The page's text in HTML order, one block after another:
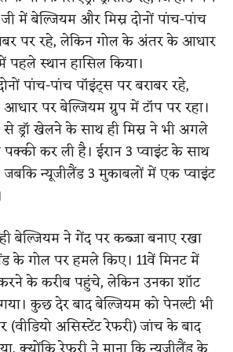
में बेल्जियम और मिस्र दोनों पांच-पांच
पर रहे, लेकिन गोल के अंतर के आधार
पहले स्थान हासिल किया।
पांच-पांच पॉइंट्स पर बराबर रहे,
पर बेल्जियम ग्रुप में टॉप पर रहा।
ड्रॉ खेलने के साथ ही मिस्र ने भी अगले
कर ली है। ईरान 3 प्वाइंट के साथ
जबकि न्यूजीलैंड 3 मुकाबलों में एक प्वाइंट
ने गेंद पर कब्जा बनाए रखा
के गोल पर हमले किए। 11वें मिनट में
करने के करीब पहुंचे, लेकिन उनका शॉट
कुछ देर बाद बेल्जियम को पेनल्टी भी
असिस्टेंट रेफरी) जांच के बाद